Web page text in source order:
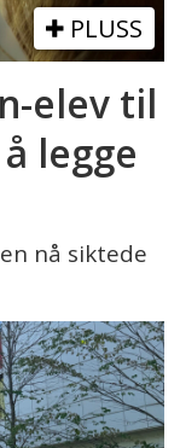
PLUSS
elev til
legge
nå siktede